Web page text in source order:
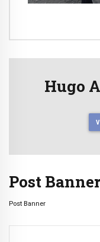
Hugo
Post Banner
Post Banner